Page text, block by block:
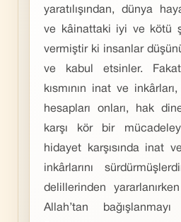
yaratılışından, dünya
ve kâinattaki iyi ve kötü
vermiştir ki insanlar
ve kabul etsinler.
kısmının inat ve
hesapları onları, hak
karşı kör bir
hidayet karşısında inat
inkârlarını
delillerinden
Allah’tan